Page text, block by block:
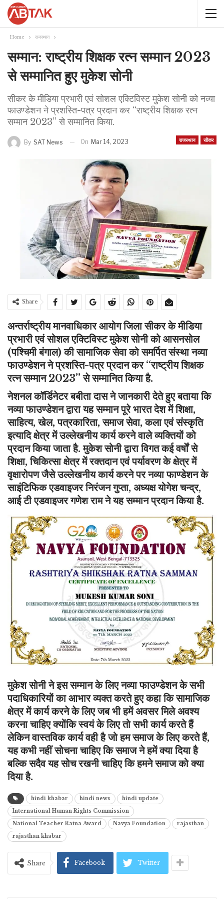
Home राजस्थान
सम्मान: राष्ट्रीय शिक्षक रत्न सम्मान 2023
से सम्मानित हुए मुकेश सोनी
सीकर के मीडिया प्रभारी एवं सोशल एक्टिविस्ट मुकेश सोनी को नव्या
फाउण्डेशन ने प्रशस्ति-पत्र प्रदान कर ‘‘राष्ट्रीय शिक्षक रत्न
सम्मान 2023’’ से सम्मानित किया.
राजस्थान सीकर
By SAT News On Mar 14, 2023
Share
अन्तर्राष्ट्रीय मानवाधिकार आयोग जिला सीकर के मीडिया
प्रभारी एवं सोशल एक्टिविस्ट मुकेश सोनी को आसनसोल
(पश्चिमी बंगाल) की सामाजिक सेवा को समर्पित संस्था नव्या
फाउण्डेशन ने प्रशस्ति-पत्र प्रदान कर ‘‘राष्ट्रीय शिक्षक
रत्न सम्मान 2023’’ से सम्मानित किया है.
नेशनल कॉर्डिनेटर बबीता दास ने जानकारी देते हुए बताया कि
नव्या फाउण्डेशन द्वारा यह सम्मान पूरे भारत देश में शिक्षा,
साहित्य, खेल, पत्रकारिता, समाज सेवा, कला एवं संस्कृति
इत्यादि क्षेत्र में उल्लेखनीय कार्य करने वाले व्यक्तियों को
प्रदान किया जाता है. मुकेश सोनी द्वारा विगत कई वर्षाें से
शिक्षा, चिकित्सा क्षेत्र में रक्तदान एवं पर्यावरण के क्षेत्र में
वृक्षारोपण जैसे उल्लेखनीय कार्य करने पर नव्या फाण्डेशन के
साइंटिफिक एडवाइजर निरंजन गुप्ता, अध्यक्ष योगेश चन्द्र,
आई टी एडवाइजर गणेश राम ने यह सम्मान प्रदान किया है.
मुकेश सोनी ने इस सम्मान के लिए नव्या फाउण्डेशन के सभी
पदाधिकारियों का आभार व्यक्त करते हुए कहा कि सामाजिक
क्षेत्र में कार्य करने के लिए जब भी हमें अवसर मिले अवश्य
करना चाहिए क्योंकि स्वयं के लिए तो सभी कार्य करते हैं
लेकिन वास्तविक कार्य वही है जो हम समाज के लिए करते हैं,
यह कभी नहीं सोचना चाहिए कि समाज ने हमें क्या दिया है
बल्कि सदैव यह सोच रखनी चाहिए कि हमने समाज को क्या
दिया है.
hindi khabar hindi news
hindi update
International Human Rights Commission
National Teacher Ratna Award
Navya Foundation
rajasthan
rajasthan khabar
Share Facebook Twitter